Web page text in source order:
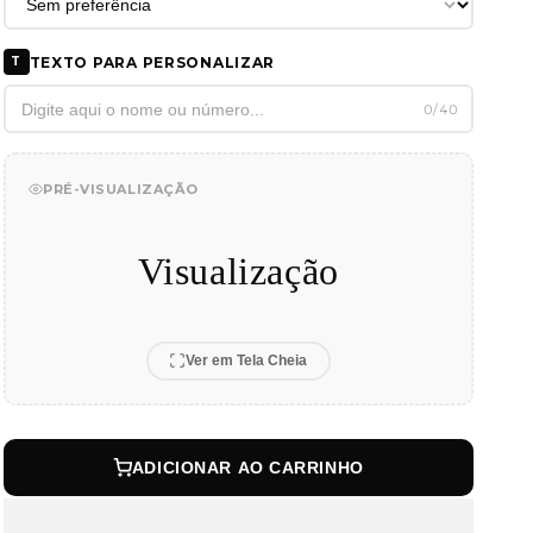
T TEXTO PARA PERSONALIZAR
0/40
PRÉ-VISUALIZAÇÃO
Visualização
Ver em Tela Cheia
ADICIONAR AO CARRINHO